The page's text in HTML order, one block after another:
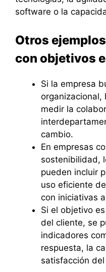
software o la
Otros
con objetivos
Si la empresa
organizacional,
medir la
cambio.
En empresas
sostenibilidad,
pueden incluir
uso eficiente
con iniciativas
Si el objetivo
del cliente, se
indicadores
respuesta, la
satisfacción